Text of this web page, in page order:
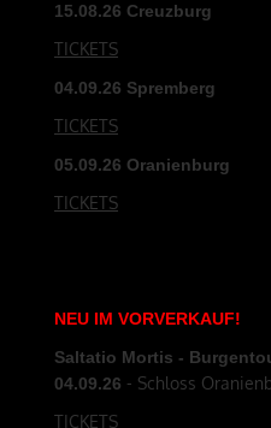
15.08.26 Creuzburg
TICKETS
04.09.26 Spremberg
TICKETS
05.09.26 Oranienburg
TICKETS
NEU IM VORVERKAUF!
Saltatio Mortis -
04.09.26 - Schloss
TICKETS